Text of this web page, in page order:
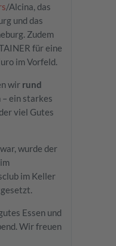
/Alcina, das
und das
Zudem
für eine
im Vorfeld.
wir rund
– ein starkes
viel Gutes
wurde der
im Keller
Essen und
Wir freuen